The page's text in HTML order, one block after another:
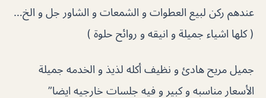
عندهم ركن لبيع العطوات و الشمعات و الشاور جل و الخ…
( كلها اشياء جميلة و انيقه و روائح حلوة )
جميل مريح هادئ و نظيف أكله لذيذ و الخدمه جميلة
الأسعار مناسبه و كبير و فيه جلسات خارجيه ايضا”